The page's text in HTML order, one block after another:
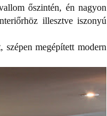
őszintén, én nagyon
illesztve iszonyú
megépített modern